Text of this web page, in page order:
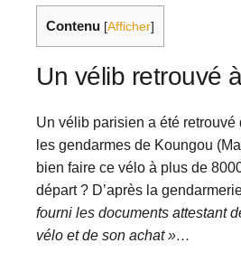
Contenu [Afficher]
Un vélib retrouvé
Un vélib parisien a été retrouvé
les gendarmes de Koungou
bien faire ce vélo à plus de
départ ? D’après la
fourni les documents attestant
vélo et de son achat »…